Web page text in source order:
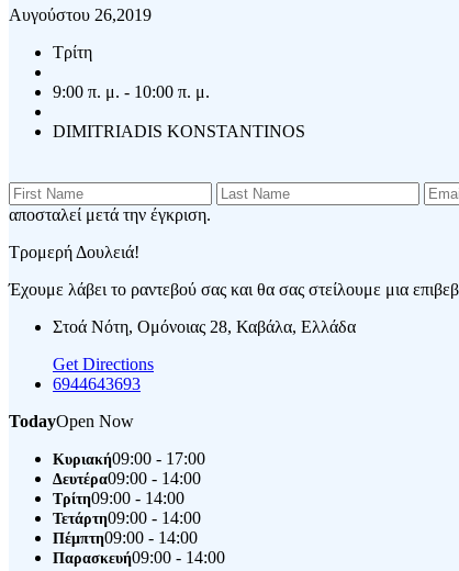
Αυγούστου 26,2019
Τρίτη
9:00 π. μ. - 10:00 π. μ.
DIMITRIADIS KONSTANTINOS
αποσταλεί μετά την έγκριση.
Τρομερή Δουλειά!
Έχουμε λάβει το ραντεβού σας και θα σας στείλουμε μια
Στοά Νότη, Ομόνοιας 28, Καβάλα, Ελλάδα
Get Directions
6944643693
TodayOpen Now
Κυριακή09:00 - 17:00
Δευτέρα09:00 - 14:00
Τρίτη09:00 - 14:00
Τετάρτη09:00 - 14:00
Πέμπτη09:00 - 14:00
Παρασκευή09:00 - 14:00